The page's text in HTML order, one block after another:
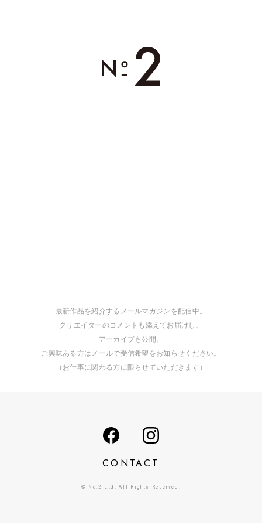
最新作品を紹介するメールマガジンを配信中。
クリエイターのコメントも添えてお届けし、
アーカイブも公開。
ご興味ある方はメールで受信希望をお知らせください。
（お仕事に関わる方に限らせていただきます）
CONTACT
© No.2 Ltd. All Rights Reserved.